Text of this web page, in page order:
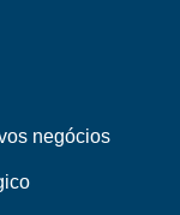
negócios